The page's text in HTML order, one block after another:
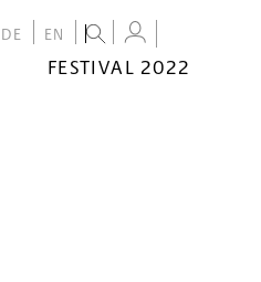
DE EN
FESTIVAL 2022